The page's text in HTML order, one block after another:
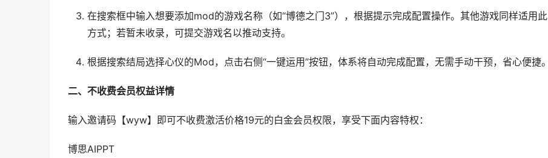
在搜索框中输入想要添加mod的游戏名称（如“博德之门3”），根据提示完成配置操作。其他游戏同样适用此
方式；若暂未收录，可提交游戏名以推动支持。
根据搜索结局选择心仪的Mod，点击右侧“一键运用”按钮，体系将自动完成配置，无需手动干预，省心便捷。
二、不收费会员权益详情
输入邀请码【wyw】即可不收费激活价格19元的白金会员权限，享受下面内容特权：
博思AIPPT